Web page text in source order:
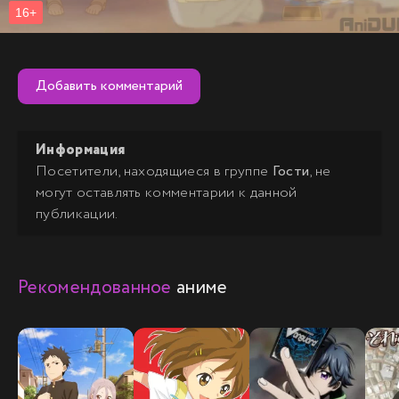
Добавить комментарий
Информация
Посетители, находящиеся в группе Гости, не
могут оставлять комментарии к данной
публикации.
Рекомендованное аниме